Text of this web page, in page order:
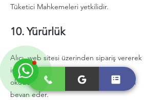
Tüketici Mahkemeleri yetkilidir.
10. Yürürlük
Alıcı, web sitesi üzerinden sipariş vererek
işbu Mesafeli Satış Sözleşmesi’ni
okuduğunu, anladığını ve kabul ettiğini
beyan eder.